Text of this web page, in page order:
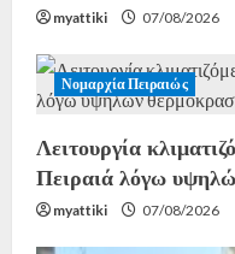
myattiki 07/08/2026
Νομαρχία Πειραιώς
Λειτουργία
Πειραιά λόγω
myattiki 07/08/2026